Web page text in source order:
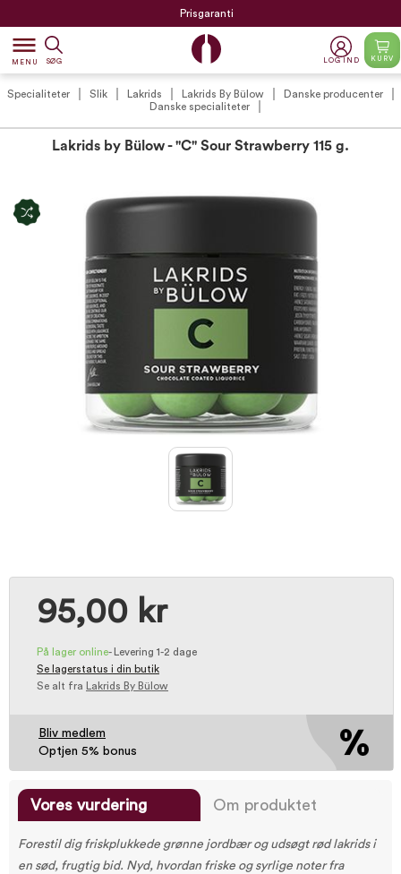
Prisgaranti
dehaze
MENU SØG LOG IND KURV
Specialiteter Slik Lakrids Lakrids By Bülow
Danske producenter
Danske specialiteter
Lakrids by Bülow - "C" Sour Strawberry 115 g.
95,00 kr
På lager online-
Levering 1-2 dage
Se lagerstatus i din butik
Se alt fra
Lakrids By Bülow
Bliv medlem
Optjen 5% bonus
Vores vurdering Om produktet
Forestil dig friskplukkede grønne jordbær og udsøgt rød lakrids i
en sød, frugtig bid. Nyd, hvordan friske og syrlige noter fra